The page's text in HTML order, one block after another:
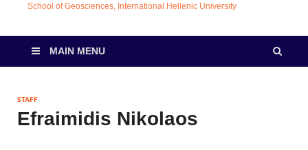
School of Geosciences, International Hellenic University
MAIN MENU
STAFF
Efraimidis Nikolaos